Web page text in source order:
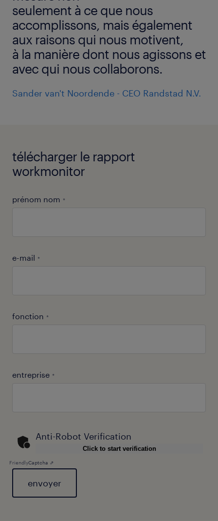
seulement à ce que nous
accomplissons, mais également
aux raisons qui nous motivent,
à la manière dont nous agissons et
avec qui nous collaborons.
Sander van't Noordende - CEO Randstad N.V.
télécharger le rapport
workmonitor
prénom nom *
e-mail *
fonction *
entreprise *
Anti-Robot Verification
Click to start verification
FriendlyCaptcha ⇗